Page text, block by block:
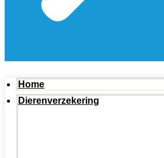
Home
Dierenverzekering